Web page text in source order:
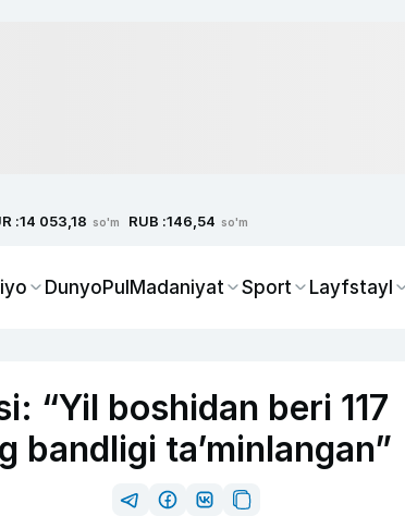
:14 053,18 so'm RUB :146,54 so'm
DunyoPulMadaniyat Sport Layfstayl
“Yil boshidan beri 117
bandligi ta’minlangan”